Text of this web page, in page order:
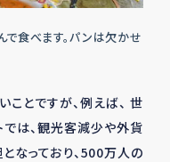
食べます。パンは欠かせ
とですが、例えば、 世
は、観光客減少や外貨
なっており、500万人の